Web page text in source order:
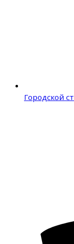
Городской